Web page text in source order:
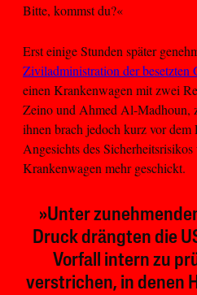
Bitte, kommst du?«
Erst einige Stunden später
Ziviladministration der besetzten
einen Krankenwagen mit zwei
Zeino und Ahmed Al-Madhoun,
ihnen brach jedoch kurz vor
Angesichts des
Krankenwagen mehr geschickt.
»Unter
Druck drängten die
Vorfall intern zu
verstrichen, in denen